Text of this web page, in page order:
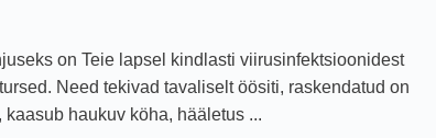
on Teie lapsel kindlasti viirusinfektsioonidest
Need tekivad tavaliselt öösiti, raskendatud on
haukuv köha, hääletus ...